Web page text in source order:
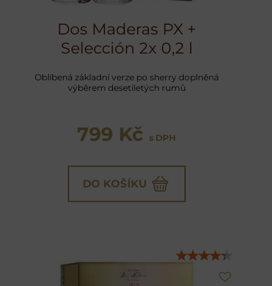
Dos Maderas PX +
Selección 2x 0,2 l
Oblíbená základní verze po sherry doplněná
výběrem desetiletých rumů
799 Kčs DPH
DO KOŠÍKU